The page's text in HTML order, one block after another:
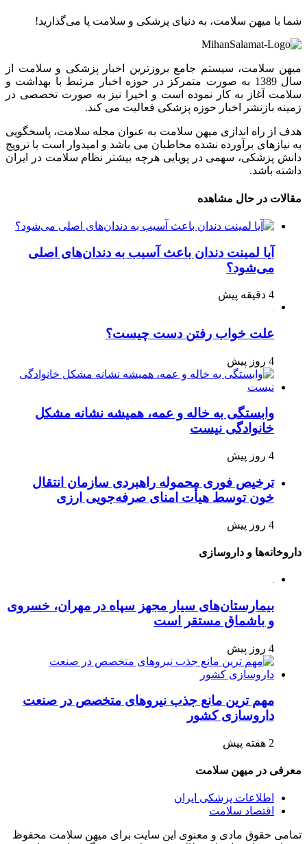
شما با میهن سلامت، به دنیای پزشکی و سلامت پا می‌گذارید!
میهن سلامت، سیستم جامع بروزترین اخبار پزشکی و سلامت از
سال 1389 به صورت متمرکز در حوزه اخبار مرتبط با بهداشت و
سلامت آغاز به کار نموده است و اخیرا نیز به صورت تخصصی در
زمینه بازنشر اخبار حوزه پزشکی فعالیت می کند.
هدف از راه اندازی میهن سلامت به عنوان مجله سلامت، پاسخگویی
به نیازهای برآورده نشده مخاطبان می باشد و امیدوار است با ترویج
دانش پزشکی، سهمی در پویایی هرچه بیشتر نظام سلامت در ایران
داشته باشد.
مقالات در حال مشاهده
آیا لمینت دندان باعث آسیب به دندان‌های اصلی
می‌شود؟
4 دقیقه پیش
علت خواب رفتن دست چیست؟
4 روز پیش
وابستگی به خاله و عمه، همیشه نشانه مشکل
خانوادگی نیست
4 روز پیش
ترخیص فوری محموله راهبردی سازمان انتقال
خون توسط هیأت امنای صرفه‌جویی ارزی
4 روز پیش
داروخانه‌ها و داروسازی
بیمارستان‌های سیار مجهز سپاه در مهران، خسروی
و باشماق مستقر است
4 روز پیش
مهم ترین مانع جذب نیروهای متخصص در صنعت
داروسازی کشور
2 هفته پیش
معرفی در میهن سلامت
اطلاعات پزشکی ایران
اقتصاد سلامت
تمامی حقوق مادی و معنوی این سایت برای میهن سلامت محفوظ